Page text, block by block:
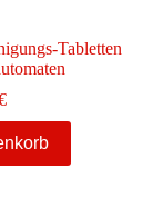
Tabletten